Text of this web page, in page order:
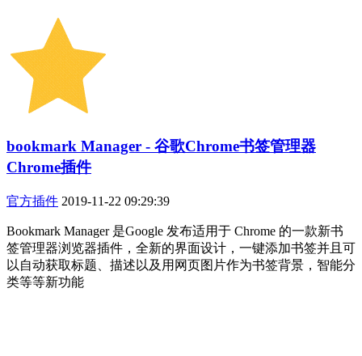
bookmark Manager - 谷歌Chrome书签管理器
Chrome插件
官方插件 2019-11-22 09:29:39
Bookmark Manager 是Google 发布适用于 Chrome 的一款新书
签管理器浏览器插件，全新的界面设计，一键添加书签并且可
以自动获取标题、描述以及用网页图片作为书签背景，智能分
类等等新功能